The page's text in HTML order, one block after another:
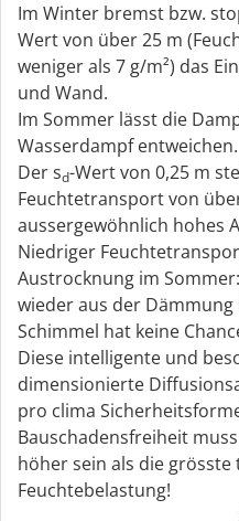
Im Winter bremst bzw.
Wert von über 25 m
weniger als 7 g/m²) das
und Wand.
Im Sommer lässt die
Wasserdampf entweichen.
Der sd-Wert von 0,25 m
Feuchtetransport von
aussergewöhnlich hohes
Niedriger
Austrocknung im
wieder aus der
Schimmel hat keine
Diese intelligente und
dimensionierte
pro clima
Bauschadensfreiheit
höher sein als die
Feuchtebelastung!